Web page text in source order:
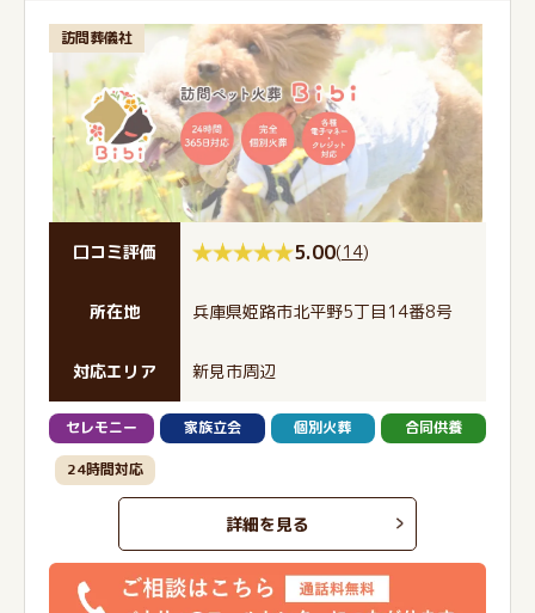
訪問葬儀社
口コミ評価 5.00(14)
所在地 兵庫県姫路市北平野5丁目14番8号
対応エリア 新見市周辺
セレモニー 家族立会 個別火葬 合同供養
24時間対応
詳細を見る